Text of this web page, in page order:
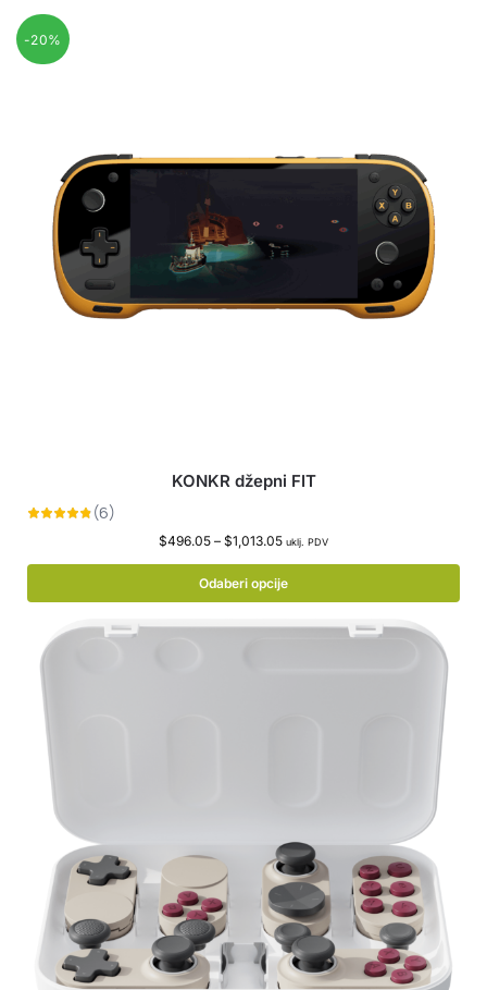
-20%
KONKR džepni FIT
$496.05 – $1,013.05 uklj. PDV
Odaberi opcije